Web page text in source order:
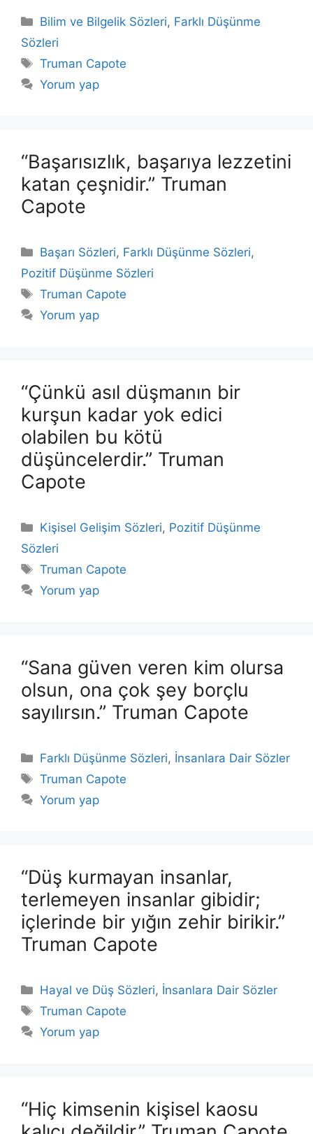
Kategoriler
Bilim ve Bilgelik Sözleri, Farklı Düşünme
Sözleri
Etiketler
Truman Capote
Yorum yap
“Başarısızlık, başarıya lezzetini
katan çeşnidir.” Truman
Capote
Kategoriler
Başarı Sözleri, Farklı Düşünme Sözleri,
Pozitif Düşünme Sözleri
Etiketler
Truman Capote
Yorum yap
“Çünkü asıl düşmanın bir
kurşun kadar yok edici
olabilen bu kötü
düşüncelerdir.” Truman
Capote
Kategoriler
Kişisel Gelişim Sözleri, Pozitif Düşünme
Sözleri
Etiketler
Truman Capote
Yorum yap
“Sana güven veren kim olursa
olsun, ona çok şey borçlu
sayılırsın.” Truman Capote
Kategoriler
Farklı Düşünme Sözleri, İnsanlara Dair Sözler
Etiketler
Truman Capote
Yorum yap
“Düş kurmayan insanlar,
terlemeyen insanlar gibidir;
içlerinde bir yığın zehir birikir.”
Truman Capote
Kategoriler
Hayal ve Düş Sözleri, İnsanlara Dair Sözler
Etiketler
Truman Capote
Yorum yap
“Hiç kimsenin kişisel kaosu